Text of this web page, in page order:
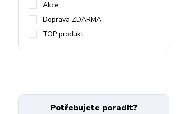
Akce
Doprava ZDARMA
TOP produkt
Potřebujete poradit?